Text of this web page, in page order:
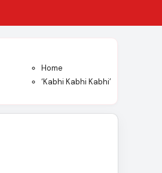
Home
‘Kabhi Kabhi Kabhi’